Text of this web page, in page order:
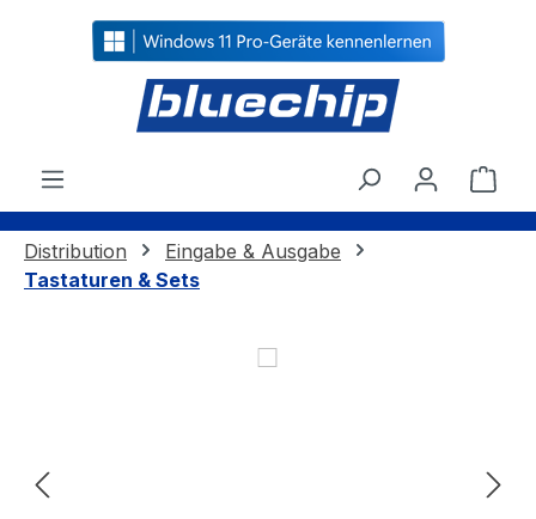
springen
Distribution
Eingabe & Ausgabe
Tastaturen & Sets
Bildergalerie überspringen